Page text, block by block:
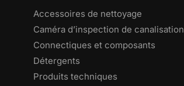
Accessoires de nettoyage
Caméra d’inspection de canalisation
Connectiques et composants
Détergents
Produits techniques